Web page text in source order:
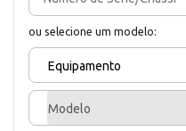
ou selecione um modelo:
Equipamento
Modelo